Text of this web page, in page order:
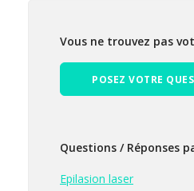
Vous ne trouvez pas
POSEZ VOTRE
Questions / Réponses
Epilasion laser